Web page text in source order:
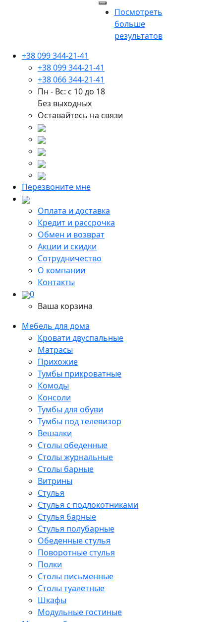
Посмотреть
больше
результатов
+38 099 344-21-41
+38 099 344-21-41
+38 066 344-21-41
Пн - Вс: с 10 до 18
Без выходных
Оставайтесь на связи
Перезвоните мне
Оплата и доставка
Кредит и рассрочка
Обмен и возврат
Акции и скидки
Сотрудничество
О компании
Контакты
0
Ваша корзина
Мебель для дома
Кровати двуспальные
Матрасы
Прихожие
Тумбы прикроватные
Комоды
Консоли
Тумбы для обуви
Тумбы под телевизор
Вешалки
Столы обеденные
Столы журнальные
Столы барные
Витрины
Стулья
Стулья с подлокотниками
Стулья барные
Стулья полубарные
Обеденные стулья
Поворотные стулья
Полки
Столы письменные
Столы туалетные
Шкафы
Модульные гостиные